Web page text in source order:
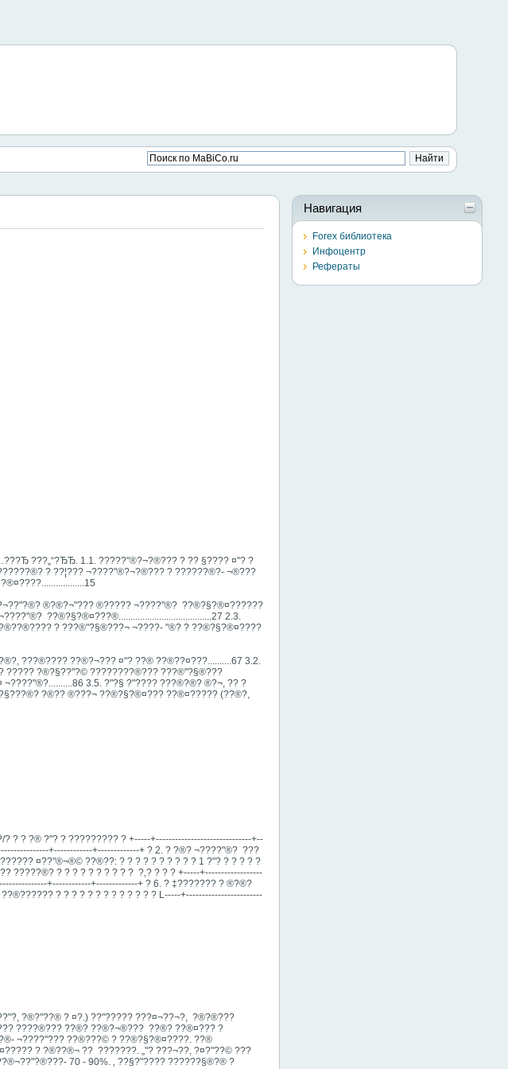
???„“?ЂЂ. 1.1. ?????"®?¬?®??? ? ?? §­??­?? ¤"? ?
? ?­?¦?­?? ¬????"®?¬?®??? ? ??????®?- ¬®???
®?®?¬"?­?? ®????? ¬????"®? ­ ??®?§?®¤????­­??
??®?§?®¤???®.......................................27 2.3.
? ???®"?§®?­??¬ ¬????- "®? ? ??®?§?®¤????
???®?­??? ?­?®?¬??? ¤"? ??® ??®??¤?­??..........67 3.2.
???­?? ?®?§??"?© ????????­®??? ???®"?§®?­??
3.5. ?­"?§ ?"??­?? ???®?®? ­®?¬, ??­ ?
?®?? ®???¬ ??®?§?®¤??? ??®¤????? (??®?,
? ? ?® ?"­? ? ????????? ? +-----+------------------------------+--
+------------+-------------+ ? 2. ? ?®? ¬????"®? ­ ???
¤??"®¬­®© ??®??: ? ? ? ? ? ? ? ? ? ? 1 ?"? ? ? ? ? ?
?????®? ? ? ? ? ? ? ? ? ? ? ­ ?‚? ? ? ? +-----+------------------
+------------+-------------+ ? 6. ? ‡?????­?? ? ®?®?
? ? ? ? ? ? ? ? ? ? ? ? ? L-----+------------------------
?®?"??® ? ¤?.) ??"????? ???¤¬??¬?, ­ ?®?®???
????­®??? ??®? ??®?¬®??? ­ ??®? ??®¤??? ?
¬????"?­?? ??­­®???© ? ??®?§?®¤????. ??®
? ?®??®¬ ??­ ­ ???????. „"? ???¬??, ?¤?"?­?© ???
70 - 90%. ‚ ??§?"???? ??????§­­®?® ?
Навигация
Forex библиотека
Инфоцентр
Рефераты